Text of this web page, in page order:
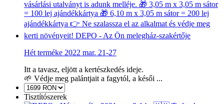
Hét terméke 2022 mar. 21-27
Itt a tavasz, eljött a kertészkedés ideje.
🌱 Védje meg palántjait a fagytól, a késői ...
Tisztítószerek